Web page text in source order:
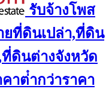
รับจ้างโพส
ยที่ดินเปล่า,ที่ดิน
ดินต่างจังหวัด
าต่ํากว่าราคา